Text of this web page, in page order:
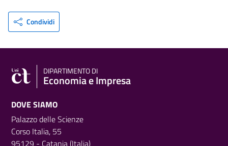
Condividi
DIPARTIMENTO DI
Economia e Impresa
DOVE SIAMO
Palazzo delle Scienze
Corso Italia, 55
95129 - Catania (Italia)